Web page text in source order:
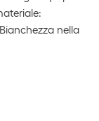
Bianchezza nella